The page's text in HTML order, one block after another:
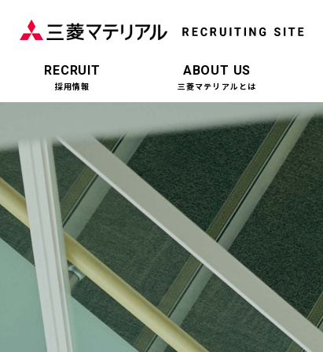
RECRUIT
採用情報
ABOUT US
三菱マテリアルとは